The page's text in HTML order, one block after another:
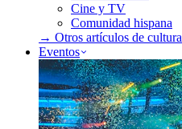
Cine y TV
Comunidad hispana
→ Otros artículos de cultura
Eventos